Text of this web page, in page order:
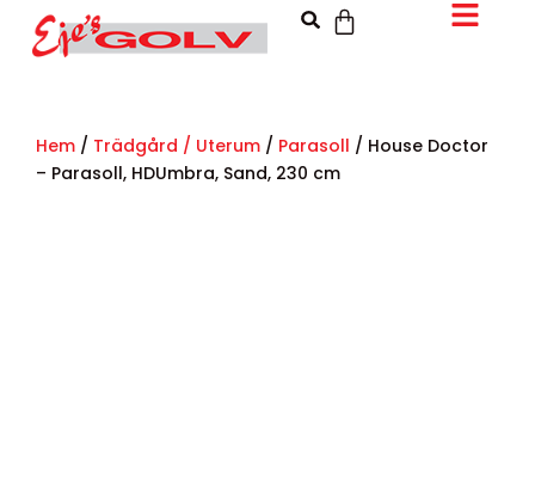
Hem / Trädgård / Uterum / Parasoll / House Doctor
– Parasoll, HDUmbra, Sand, 230 cm